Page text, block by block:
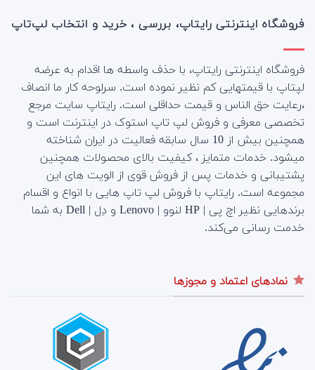
فروشگاه اینترنتی رایتاپ، بررسی ، خرید و انتخاب لپ‌تاپ
فروشگاه اینترنتی رایتاپ، با حذف واسطه ها اقدام به عرضه
لپتاپ با قیمتهایی کم نظیر نموده است. سرلوحه کار ما انصاف
،رعایت حق الناس و قیمت حداقلی است. رایتاپ سایت مرجع
تخصصی معرفی و فروش لپ تاپ استوک در اینترنت است و
همچنین بیش از 10 سال سابقه فعالیت در ایران شناخته
میشود. خدمات متمایز ، کیفیت بالای محصولات همچنین
پشتیبانی و خدمات پس از فروش قوی از الویت های این
مجموعه است. رایتاپ با فروش لپ تاپ هایی با انواع و اقسام
برندهایی نظیر اچ پی | HP لنوو | Lenovo و دِل | Dell به شما
خدمت رسانی می‌کند.
نمادهای اعتماد و مجوزها